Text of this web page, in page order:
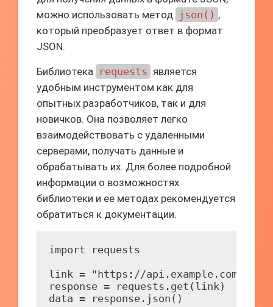
можно использовать метод json() ,
который преобразует ответ в формат
JSON.
Библиотека requests является
удобным инструментом как для
опытных разработчиков, так и для
новичков. Она позволяет легко
взаимодействовать с удаленными
серверами, получать данные и
обрабатывать их. Для более подробной
информации о возможностях
библиотеки и ее методах рекомендуется
обратиться к документации.
import requests
link = "https://api.example.com/
response = requests.get(link)
data = response.json()